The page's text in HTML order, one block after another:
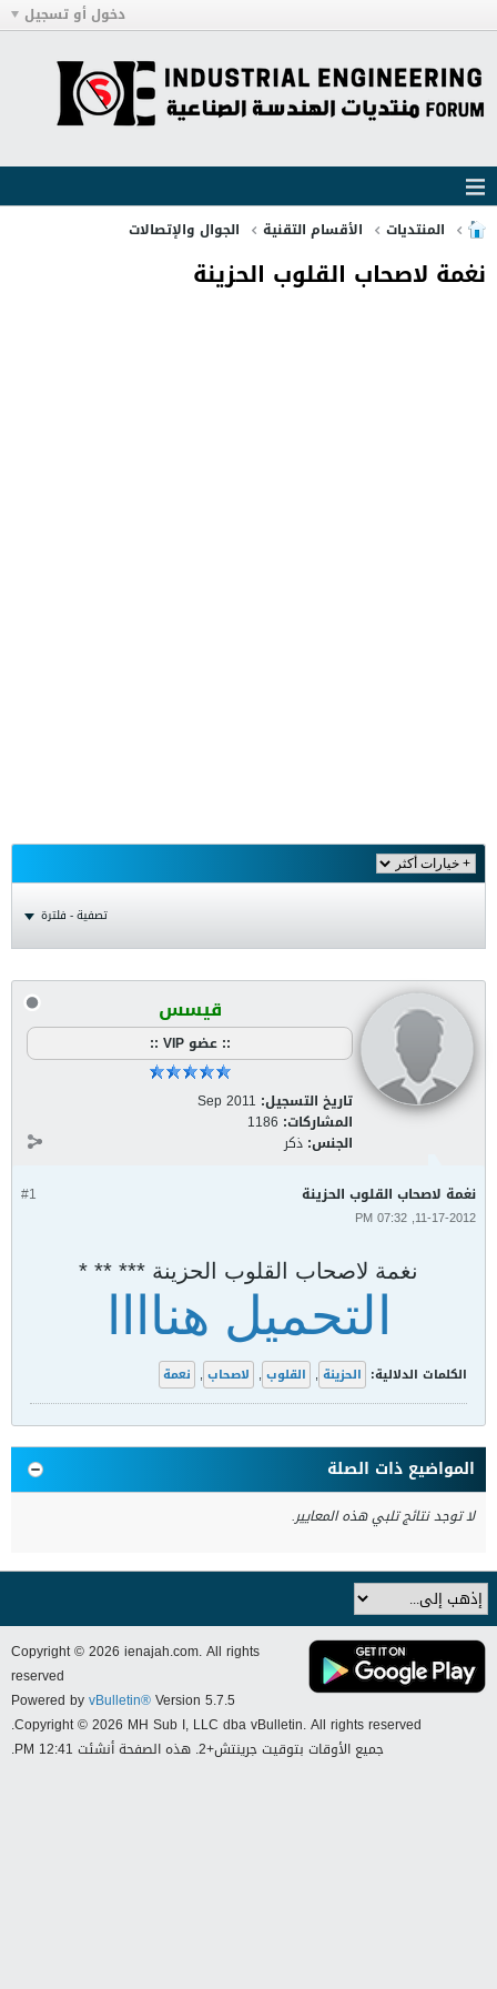
دخول أو تسجيل
المنتديات الأقسام التقنية الجوال والإتصالات
نغمة لاصحاب القلوب الحزينة
تصفية - فلترة
قيسس
:: عضو VIP ::
تاريخ التسجيل: Sep 2011
المشاركات: 1186
الجنس: ذكر
#1 نغمة لاصحاب القلوب الحزينة
11-17-2012, 07:32 PM
نغمة لاصحاب القلوب الحزينة *** ** *
التحميل هناااا
الكلمات الدلالية: الحزينة , القلوب , لاصحاب , نعمة
المواضيع ذات الصلة
لا توجد نتائج تلبي هذه المعايير.
Copyright © 2026 ienajah.com. All rights
reserved
Powered byvBulletin®Version 5.7.5
Copyright © 2026 MH Sub I, LLC dba vBulletin. All rights reserved.
جميع الأوقات بتوقيت جرينتش+2. هذه الصفحة أنشئت 12:41 PM.